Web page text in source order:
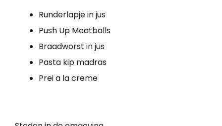
Runderlapje in jus
Push Up Meatballs
Braadworst in jus
Pasta kip madras
Prei a la creme